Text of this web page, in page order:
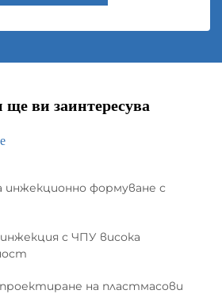
ви заинтересува
инжекционно формуване с
с ЧПУ висока
проектиране на пластмасови